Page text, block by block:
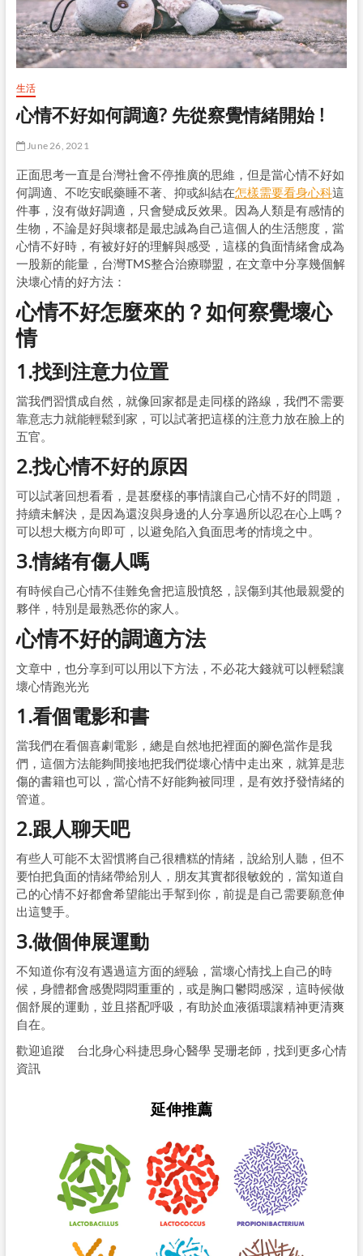
生活
心情不好如何調適? 先從察覺情緒開始 !
June 26, 2021
正面思考一直是台灣社會不停推廣的思維，但是當心情不好如
何調適、 不吃安眠藥睡不著、抑或糾結在怎樣需要看身心科這
件事，沒有做好調適，只會變成反效果。因為人類是有感情的
生物，不論是好與壞都是最忠誠為自己這個人的生活態度，當
心情不好時，有被好好的理解與感受，這樣的負面情緒會成為
一股新的能量，台灣TMS整合治療聯盟，在文章中分享幾個解
決壞心情的好方法：
心情不好怎麼來的？如何察覺壞心
情
1.找到注意力位置
當我們習慣成自然，就像回家都是走同樣的路線，我們不需要
靠意志力就能輕鬆到家，可以試著把這樣的注意力放在臉上的
五官。
2.找心情不好的原因
可以試著回想看看，是甚麼樣的事情讓自己心情不好的問題，
持續未解決，是因為還沒與身邊的人分享過所以忍在心上嗎？
可以想大概方向即可，以避免陷入負面思考的情境之中。
3.情緒有傷人嗎
有時候自己心情不佳難免會把這股憤怒，誤傷到其他最親愛的
夥伴，特別是最熟悉你的家人。
心情不好的調適方法
文章中，也分享到可以用以下方法，不必花大錢就可以輕鬆讓
壞心情跑光光
1.看個電影和書
當我們在看個喜劇電影，總是自然地把裡面的腳色當作是我
們，這個方法能夠間接地把我們從壞心情中走出來，就算是悲
傷的書籍也可以，當心情不好能夠被同理，是有效抒發情緒的
管道。
2.跟人聊天吧
有些人可能不太習慣將自己很糟糕的情緒，說給別人聽，但不
要怕把負面的情緒帶給別人，朋友其實都很敏銳的，當知道自
己的心情不好都會希望能出手幫到你，前提是自己需要願意伸
出這雙手。
3.做個伸展運動
不知道你有沒有遇過這方面的經驗，當壞心情找上自己的時
候，身體都會感覺悶悶重重的，或是胸口鬱悶感深，這時候做
個舒展的運動，並且搭配呼吸，有助於血液循環讓精神更清爽
自在。
歡迎追蹤 台北身心科捷思身心醫學 旻珊老師，找到更多心情
資訊
延伸推薦